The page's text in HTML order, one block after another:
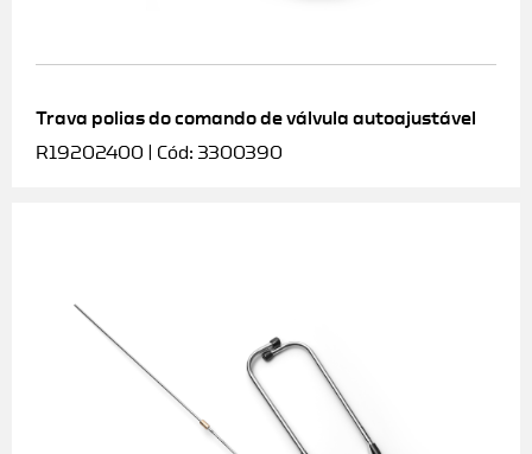
Trava polias do comando de válvula autoajustável
R19202400 | Cód: 3300390